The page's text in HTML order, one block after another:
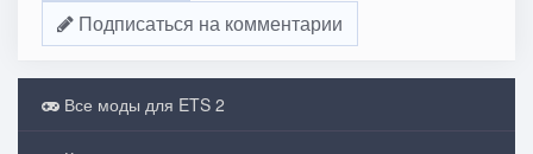
Подписаться на комментарии
Все моды для ETS 2